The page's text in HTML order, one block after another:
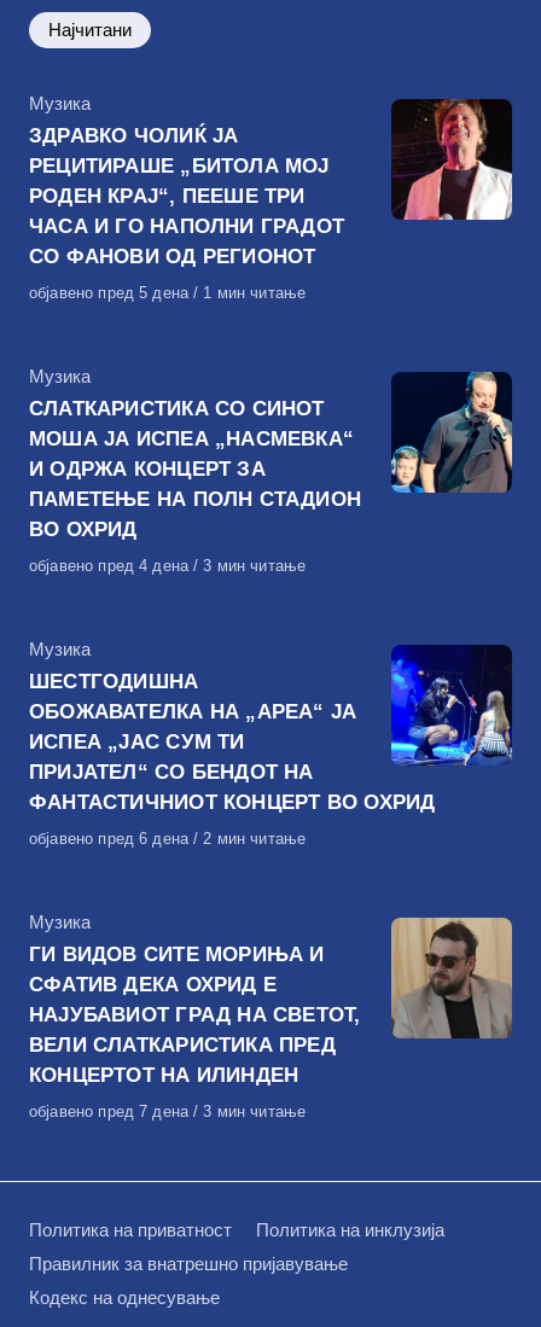
Најчитани
КАтегорија
Музика
ЗДРАВКО ЧОЛИЌ ЈА
РЕЦИТИРАШЕ „БИТОЛА МОЈ
РОДЕН КРАЈ“, ПЕЕШЕ ТРИ
ЧАСА И ГО НАПОЛНИ ГРАДОТ
СО ФАНОВИ ОД РЕГИОНОТ
Објавено
објавено пред 5 дена 1 мин читање
КАтегорија
Музика
СЛАТКАРИСТИКА СО СИНОТ
МОША ЈА ИСПЕА „НАСМЕВКА“
И ОДРЖА КОНЦЕРТ ЗА
ПАМЕТЕЊЕ НА ПОЛН СТАДИОН
ВО ОХРИД
Објавено
објавено пред 4 дена 3 мин читање
КАтегорија
Музика
ШЕСТГОДИШНА
ОБОЖАВАТЕЛКА НА „АРЕА“ ЈА
ИСПЕА „ЈАС СУМ ТИ
ПРИЈАТЕЛ“ СО БЕНДОТ НА
ФАНТАСТИЧНИОТ КОНЦЕРТ ВО ОХРИД
Објавено
објавено пред 6 дена 2 мин читање
КАтегорија
Музика
ГИ ВИДОВ СИТЕ МОРИЊА И
СФАТИВ ДЕКА ОХРИД Е
НАЈУБАВИОТ ГРАД НА СВЕТОТ,
ВЕЛИ СЛАТКАРИСТИКА ПРЕД
КОНЦЕРТОТ НА ИЛИНДЕН
Објавено
објавено пред 7 дена 3 мин читање
Политика на приватност
Политика на инклузија
Правилник за внатрешно пријавување
Кодекс на однесување